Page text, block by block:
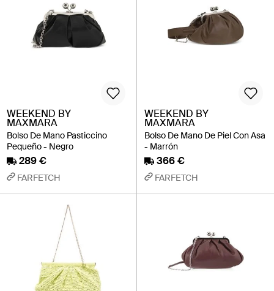
WEEKEND BY
MAXMARA
Bolso De Mano Pasticcino
Pequeño - Negro
289 €
FARFETCH
WEEKEND BY
MAXMARA
Bolso De Mano De Piel Con Asa
- Marrón
366 €
FARFETCH